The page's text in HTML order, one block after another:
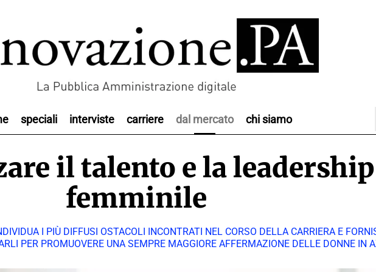
speciali interviste carriere dal mercato chi siamo
il talento e la leadership
femminile
I PIÙ DIFFUSI OSTACOLI INCONTRATI NEL CORSO DELLA CARRIERA E
PER PROMUOVERE UNA SEMPRE MAGGIORE AFFERMAZIONE DELLE DONNE IN